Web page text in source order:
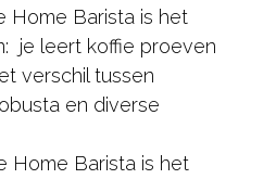
Home Barista is het
je leert koffie proeven
verschil tussen
en diverse
Home Barista is het